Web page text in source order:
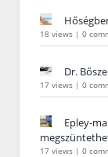
18 views | 0
Dr.
17 views | 0
Epley-
17 views | 0